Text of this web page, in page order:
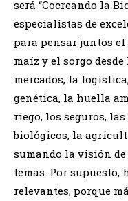
será “Cocreando la
especialistas de
para pensar juntos
maíz y el sorgo
mercados, la
genética, la huella
riego, los seguros,
biológicos, la
sumando la visión de
temas. Por
relevantes, porque